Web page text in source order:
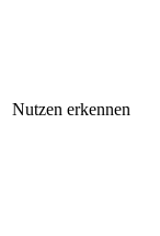
Nutzen erkennen